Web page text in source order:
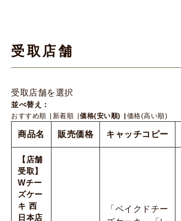
受取店舗
受取店舗を選択
並べ替え：
おすすめ順 新着順 価格(安い順) 価格(高い順)
商品名 販売価格 キャッチコピー
【店舗
受取】
Wチー
ズケー
キ 西
日本店
「ベイクドチー